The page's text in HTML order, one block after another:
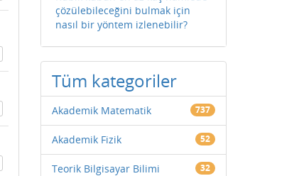
çözülebileceğini bulmak için
nasıl bir yöntem izlenebilir?
Tüm kategoriler
Akademik Matematik 737
Akademik Fizik 52
Teorik Bilgisayar Bilimi 32